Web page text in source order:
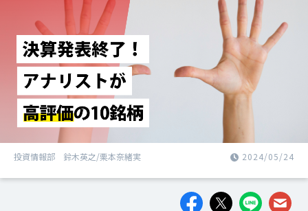
投資情報部 鈴木英之/栗本奈緒実 2024/05/24